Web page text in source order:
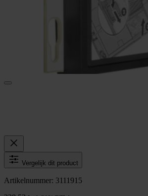
Vergelijk dit product
Artikelnummer: 3111915